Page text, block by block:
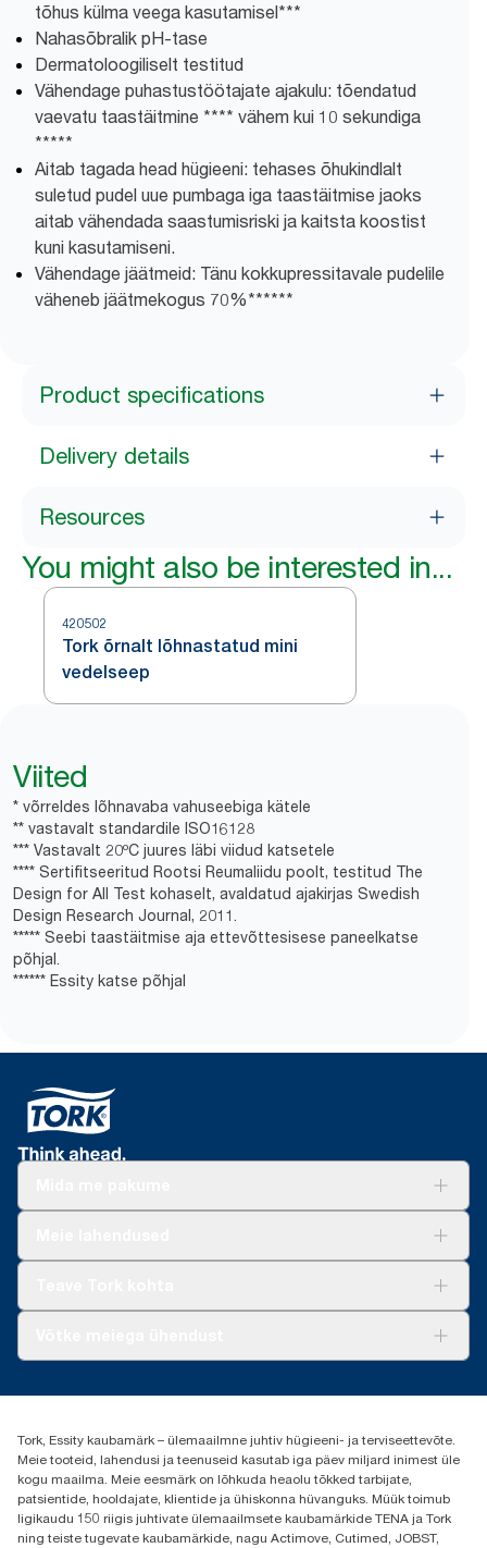
tõhus külma veega kasutamisel***
Nahasõbralik pH-tase
Dermatoloogiliselt testitud
Vähendage puhastustöötajate ajakulu: tõendatud
vaevatu taastäitmine **** vähem kui 10 sekundiga
*****
Aitab tagada head hügieeni: tehases õhukindlalt
suletud pudel uue pumbaga iga taastäitmise jaoks
aitab vähendada saastumisriski ja kaitsta koostist
kuni kasutamiseni.
Vähendage jäätmeid: Tänu kokkupressitavale pudelile
väheneb jäätmekogus 70%******
Product specifications
Delivery details
Resources
You might also be interested in...
420502
Tork õrnalt lõhnastatud mini
vedelseep
Viited
* võrreldes lõhnavaba vahuseebiga kätele
** vastavalt standardile ISO16128
*** Vastavalt 20ºC juures läbi viidud katsetele
**** Sertifitseeritud Rootsi Reumaliidu poolt, testitud The
Design for All Test kohaselt, avaldatud ajakirjas Swedish
Design Research Journal, 2011.
***** Seebi taastäitmise aja ettevõttesisese paneelkatse
põhjal.
****** Essity katse põhjal
+37253322264
Leia Tork maaletooja
Essity Estonia OÜ
Reti Tee 9, Peetri alevik, Rae vald
Harju maakond
75312 Estonia
Tork, Essity kaubamärk – ülemaailmne juhtiv hügieeni- ja terviseettevõte.
Meie tooteid, lahendusi ja teenuseid kasutab iga päev miljard inimest üle
kogu maailma. Meie eesmärk on lõhkuda heaolu tõkked tarbijate,
patsientide, hooldajate, klientide ja ühiskonna hüvanguks. Müük toimub
ligikaudu 150 riigis juhtivate ülemaailmsete kaubamärkide TENA ja Tork
ning teiste tugevate kaubamärkide, nagu Actimove, Cutimed, JOBST,